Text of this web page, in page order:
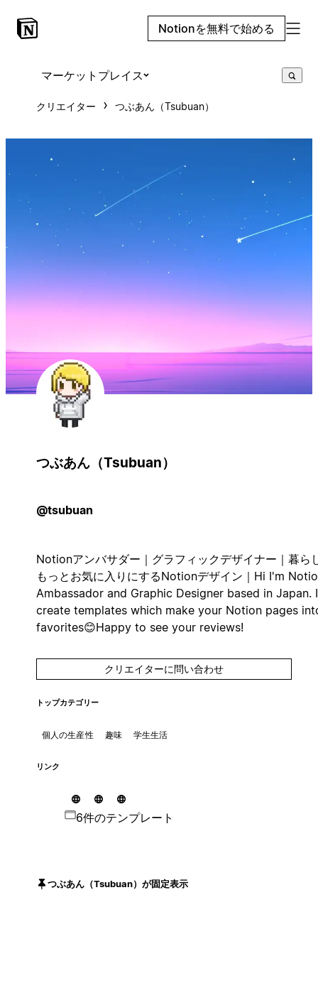
Notionを無料で始める
マーケットプレイス
クリエイター つぶあん（Tsubuan）
つぶあん（Tsubuan）
@tsubuan
Notionアンバサダー｜グラフィックデザイナー｜暮ら
もっとお気に入りにするNotionデザイン｜Hi I'm
Ambassador and Graphic Designer based in Japan. I
create templates which make your Notion pages
favorites😊Happy to see your reviews!
クリエイターに問い合わせ
トップカテゴリー
個人の生産性 趣味 学生生活
リンク
6件のテンプレート
つぶあん（Tsubuan）が固定表示